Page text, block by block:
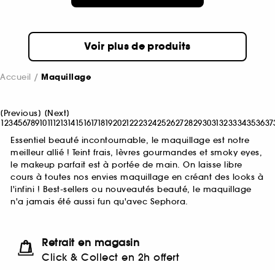
Voir plus de produits
Accueil Maquillage
[Previous] [Next]
12345678910111213141516171819202122232425262728293031323334353637
Essentiel beauté incontournable, le maquillage est notre
meilleur allié ! Teint frais, lèvres gourmandes et smoky eyes,
le makeup parfait est à portée de main. On laisse libre
cours à toutes nos envies maquillage en créant des looks à
l'infini ! Best-sellers ou nouveautés beauté, le maquillage
n'a jamais été aussi fun qu'avec Sephora.
Retrait en magasin
Click & Collect en 2h offert